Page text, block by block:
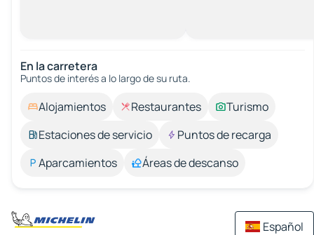
En la carretera
Puntos de interés a lo largo de su ruta.
Alojamientos Restaurantes
Turismo
Estaciones de servicio
Puntos de recarga
Aparcamientos
Áreas de descanso
Español